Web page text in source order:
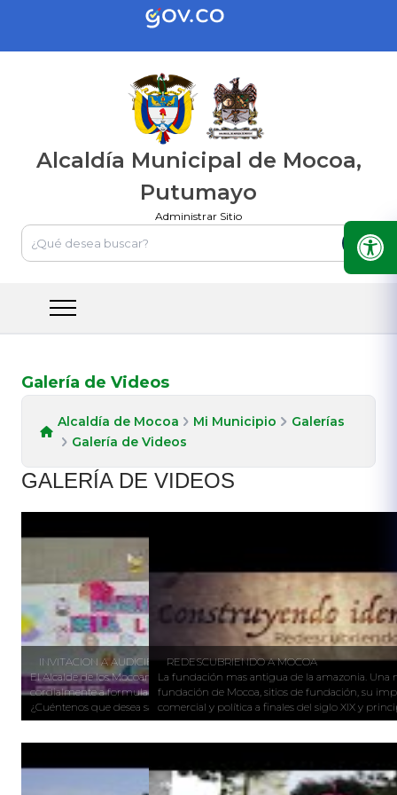
Alcaldía Municipal de Mocoa,
Putumayo
Administrar Sitio
Galería de Videos
Alcaldía de Mocoa Mi Municipio
Galerías
Galería de Videos
​​GALERÍA DE VIDEOS
INVITACION A AUDICIENCIA PATICIPATIVA NNAJ 2020-2023
El Alcalde de los Mocoanos Jhon Jairo Imbachi, los invita
cordialmente a formular sus preguntas o recomendaciones.
¿Cuéntenos que desea saber? Trabajamos por nuestros niños,
adolescentes y jóvenes con “Alma, Corazón y Vida” 2020-2023.
Pública Participativa NNAJ.
REDESCUBRIENDO A MOCOA
La fundación mas antigua de la amazonia. Una
fundación de Mocoa, sitios de fundación, su
comercial y política a finales del siglo XIX y